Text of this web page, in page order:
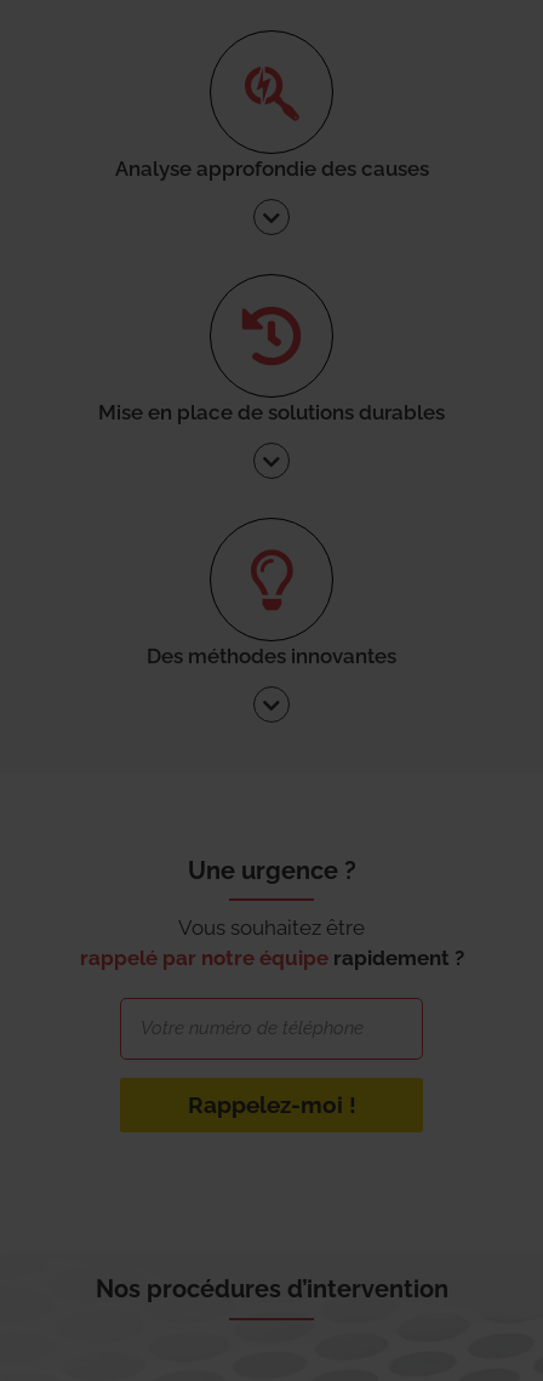
Analyse approfondie des causes
Mise en place de solutions durables
Des méthodes innovantes
Une urgence ?
Vous souhaitez être
rappelé par notre équipe rapidement ?
Rappelez-moi !
Nos procédures d’intervention